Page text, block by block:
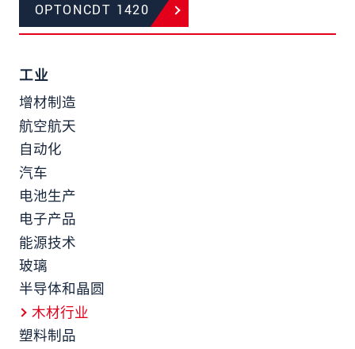
OPTONCDT 1420
工业
增材制造
航空航天
自动化
汽车
电池生产
电子产品
能源技术
玻璃
半导体和晶圆
木材行业
塑料制品